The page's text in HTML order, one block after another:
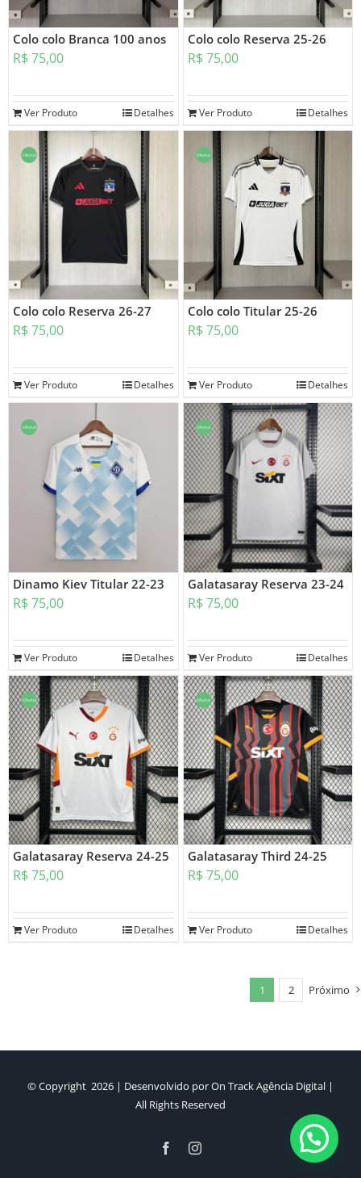
Colo colo Branca 100 anos
R$ 75,00
Ver Produto Detalhes
Colo colo Reserva 25-26
R$ 75,00
Ver Produto Detalhes
Oferta!
Colo colo Reserva 26-27
R$ 75,00
Ver Produto Detalhes
Oferta!
Colo colo Titular 25-26
R$ 75,00
Ver Produto Detalhes
Oferta!
Dinamo Kiev Titular 22-23
R$ 75,00
Ver Produto Detalhes
Oferta!
Galatasaray Reserva 23-24
R$ 75,00
Ver Produto Detalhes
Oferta!
Galatasaray Reserva 24-25
R$ 75,00
Ver Produto Detalhes
Oferta!
Galatasaray Third 24-25
R$ 75,00
Ver Produto Detalhes
1 2 Próximo
© Copyright 2026 | Desenvolvido porOn Track Agência Digital |
All Rights Reserved
FacebookInstagram